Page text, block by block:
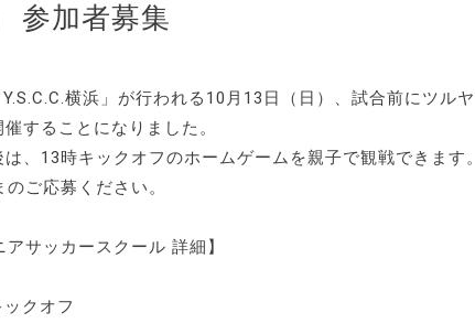
参加者募集
横浜」が行われる10月13日（日）、試合前にツルヤ
することになりました。
、13時キックオフのホームゲームを親子で観戦できます。
ご応募ください。
サッカースクール 詳細】
クオフ